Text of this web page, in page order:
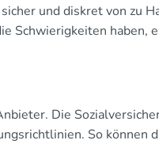
und diskret von zu
Schwierigkeiten haben,
Die
So können